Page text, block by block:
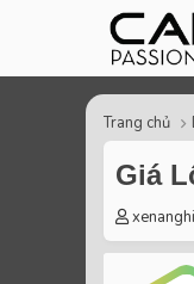
Trang chủ
Giá
T
h